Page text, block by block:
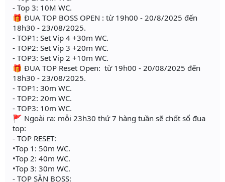
- Top 3: 10M WC.
🎁 ĐUA TOP BOSS OPEN : từ 19h00 - 20/8/2025 đến
18h30 - 23/08/2025.
- TOP1: Set Vip 4 +30m WC.
- TOP2: Set Vip 3 +20m WC.
- TOP3: Set Vip 2 +10m WC.
🎁 ĐUA TOP Reset Open: từ 19h00 - 20/08/2025 đến
18h30 - 23/08/2025.
- TOP1: 30m WC.
- TOP2: 20m WC.
- TOP3: 10m WC.
🚩 Ngoài ra: mỗi 23h30 thứ 7 hàng tuần sẽ chốt sổ đua
top:
- TOP RESET:
•Top 1: 50m WC.
•Top 2: 40m WC.
•Top 3: 30m WC.
- TOP SĂN BOSS: